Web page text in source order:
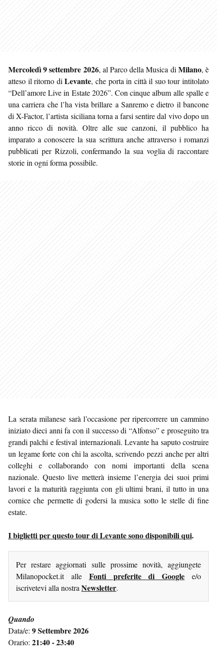
Mercoledì 9 settembre 2026, al Parco della Musica di Milano, è
atteso il ritorno diLevante, che porta in città il suo tour intitolato
“Dell’amore Live in Estate 2026”. Con cinque album alle spalle e
una carriera che l’ha vista brillare a Sanremo e dietro il bancone
di X-Factor, l’artista siciliana torna a farsi sentire dal vivo dopo un
anno ricco di novità. Oltre alle sue canzoni, il pubblico ha
imparato a conoscere la sua scrittura anche attraverso i romanzi
pubblicati per Rizzoli, confermando la sua voglia di raccontare
storie in ogni forma possibile.
La serata milanese sarà l’occasione per ripercorrere un cammino
iniziato dieci anni fa con il successo di “Alfonso” e proseguito tra
grandi palchi e festival internazionali. Levante ha saputo costruire
un legame forte con chi la ascolta, scrivendo pezzi anche per altri
colleghi e collaborando con nomi importanti della scena
nazionale. Questo live metterà insieme l’energia dei suoi primi
lavori e la maturità raggiunta con gli ultimi brani, il tutto in una
cornice che permette di godersi la musica sotto le stelle di fine
estate.
I biglietti per questo tour di Levante sono disponibili qui.
Per restare aggiornati sulle prossime novità, aggiungete
Milanopocket.it alle Fonti preferite di Google e/o
iscrivetevi alla nostra Newsletter.
Quando
Data/e: 9 Settembre 2026
Orario: 21:40 - 23:40